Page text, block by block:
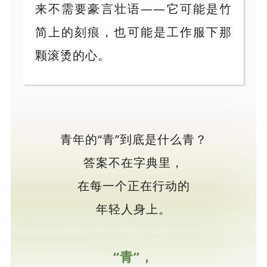
来不需要豪言壮语——它可能是竹
简上的刻痕，也可能是工作服下那
颗滚烫的心。
青年的“青”到底是什么青？
答案不在字典里，
在每一个正在行动的
年轻人身上。
“青”，